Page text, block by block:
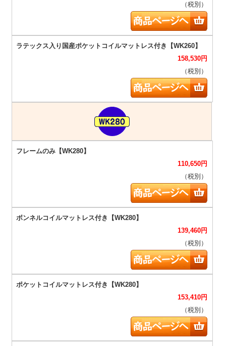
（税別）
158,530円
（税別）
110,650円
（税別）
139,460円
（税別）
153,410円
（税別）